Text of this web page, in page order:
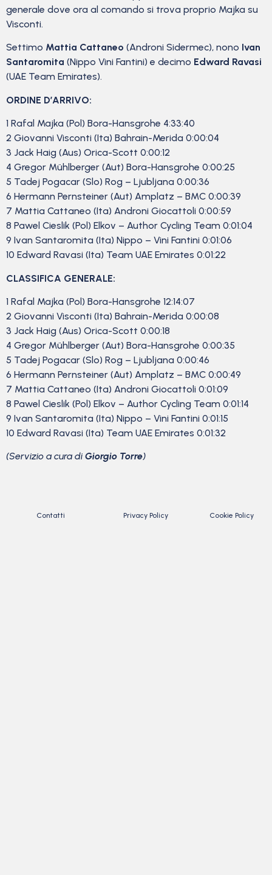
generale dove ora al comando si trova proprio Majka su
Visconti.
Settimo Mattia Cattaneo (Androni Sidermec), nono Ivan
Santaromita (Nippo Vini Fantini) e decimo Edward Ravasi
(UAE Team Emirates).
ORDINE D’ARRIVO:
1 Rafal Majka (Pol) Bora-Hansgrohe 4:33:40
2 Giovanni Visconti (Ita) Bahrain-Merida 0:00:04
3 Jack Haig (Aus) Orica-Scott 0:00:12
4 Gregor Mühlberger (Aut) Bora-Hansgrohe 0:00:25
5 Tadej Pogacar (Slo) Rog – Ljubljana 0:00:36
6 Hermann Pernsteiner (Aut) Amplatz – BMC 0:00:39
7 Mattia Cattaneo (Ita) Androni Giocattoli 0:00:59
8 Pawel Cieslik (Pol) Elkov – Author Cycling Team 0:01:04
9 Ivan Santaromita (Ita) Nippo – Vini Fantini 0:01:06
10 Edward Ravasi (Ita) Team UAE Emirates 0:01:22
CLASSIFICA GENERALE:
1 Rafal Majka (Pol) Bora-Hansgrohe 12:14:07
2 Giovanni Visconti (Ita) Bahrain-Merida 0:00:08
3 Jack Haig (Aus) Orica-Scott 0:00:18
4 Gregor Mühlberger (Aut) Bora-Hansgrohe 0:00:35
5 Tadej Pogacar (Slo) Rog – Ljubljana 0:00:46
6 Hermann Pernsteiner (Aut) Amplatz – BMC 0:00:49
7 Mattia Cattaneo (Ita) Androni Giocattoli 0:01:09
8 Pawel Cieslik (Pol) Elkov – Author Cycling Team 0:01:14
9 Ivan Santaromita (Ita) Nippo – Vini Fantini 0:01:15
10 Edward Ravasi (Ita) Team UAE Emirates 0:01:32
(Servizio a cura di Giorgio Torre)
Contatti Privacy Policy Cookie Policy